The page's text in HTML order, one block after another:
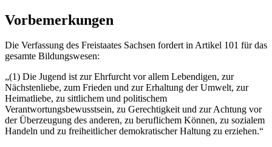
Vorbemerkungen
Die Verfassung des Freistaates Sachsen fordert in Artikel 101 für das
gesamte Bil­dungswesen:
„(1) Die Jugend ist zur Ehrfurcht vor allem Lebendigen, zur
Nächstenliebe, zum Frieden und zur Erhaltung der Umwelt, zur
Heimatliebe, zu sittlichem und politischem
Verantwortungsbewusstsein, zu Gerechtigkeit und zur Achtung vor
der Überzeugung des anderen, zu beruflichem Können, zu sozialem
Handeln und zu freiheitlicher demokratischer Haltung zu erziehen.“